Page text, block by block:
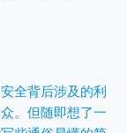
全背后涉及的利
。但随即想了一